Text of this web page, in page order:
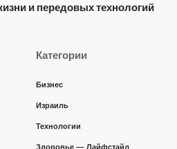
и передовых технологий
Категории
Бизнес
Израиль
Технологии